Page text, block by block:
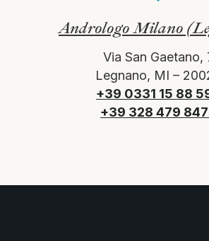
Andrologo Milano
Via San Gaetano,
Legnano, MI –
+39 0331 15 88
+39 328 479